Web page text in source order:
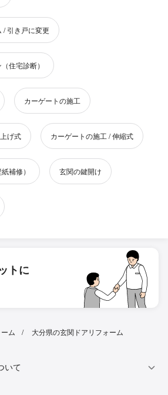
/ 引き戸に変更
住宅診断）
カーゲートの施工
げ式 カーゲートの施工 / 伸縮式
補修） 玄関の鍵開け
トに
ム 大分県の玄関ドアリフォーム
いて